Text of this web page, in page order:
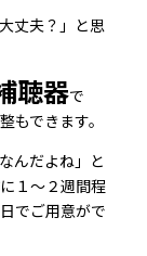
丈夫？」と思
聴器で
もできます。
んだよね」と
１～２週間程
でご用意がで